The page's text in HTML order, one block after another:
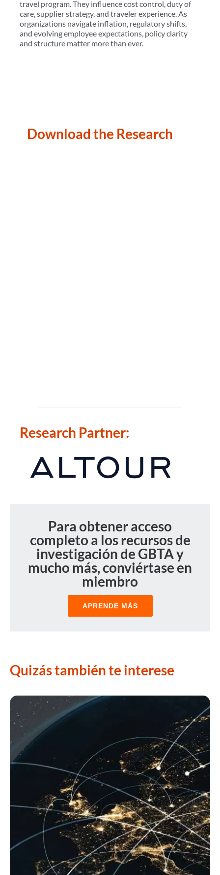
travel program. They influence cost control, duty of
care, supplier strategy, and traveler experience. As
organizations navigate inflation, regulatory shifts,
and evolving employee expectations, policy clarity
and structure matter more than ever.
Download the Research
Research Partner:
Para obtener acceso
completo a los recursos de
investigación de GBTA y
mucho más, conviértase en
miembro
APRENDE MÁS
Quizás también te interese